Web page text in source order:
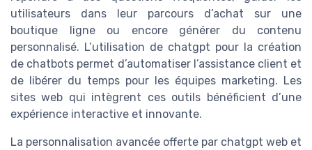
utilisateurs dans leur parcours d’achat sur une
boutique ligne ou encore générer du contenu
personnalisé. L’utilisation de chatgpt pour la création
de chatbots permet d’automatiser l’assistance client et
de libérer du temps pour les équipes marketing. Les
sites web qui intègrent ces outils bénéficient d’une
expérience interactive et innovante.
La personnalisation avancée offerte par chatgpt web et